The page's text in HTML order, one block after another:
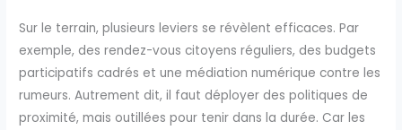
Sur le terrain, plusieurs leviers se révèlent efficaces. Par
exemple, des rendez-vous citoyens réguliers, des budgets
participatifs cadrés et une médiation numérique contre les
rumeurs. Autrement dit, il faut déployer des politiques de
proximité, mais outillées pour tenir dans la durée. Car les